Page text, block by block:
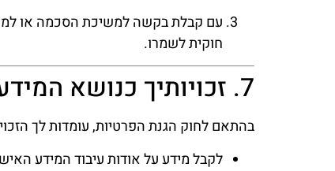
חוקית לשמרו.
7. זכויותיך כנושא המידע
בהתאם לחוק הגנת הפרטיות, עומדות לך
לקבל מידע על אודות עיבוד המידע